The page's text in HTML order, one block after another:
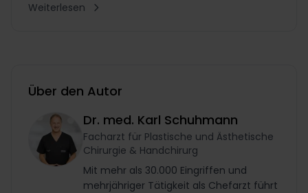
Weiterlesen
Über den Autor
Dr. med. Karl Schuhmann
Facharzt für Plastische und Ästhetische
Chirurgie & Handchirurg
Mit mehr als 30.000 Eingriffen und
mehrjähriger Tätigkeit als Chefarzt führt